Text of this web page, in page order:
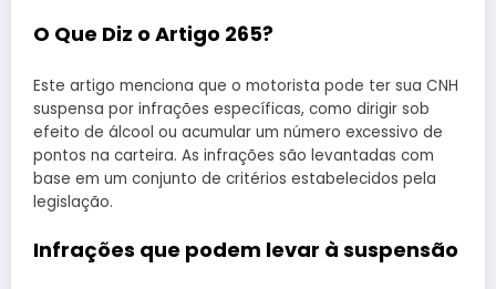
O Que Diz o Artigo 265?
Este artigo menciona que o motorista pode ter sua CNH
suspensa por infrações específicas, como dirigir sob
efeito de álcool ou acumular um número excessivo de
pontos na carteira. As infrações são levantadas com
base em um conjunto de critérios estabelecidos pela
legislação.
Infrações que podem levar à suspensão